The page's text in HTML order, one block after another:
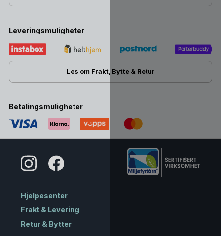
Leveringsmuligheter
Les om Frakt, Bytte & Retur
Betalingsmuligheter
Hjelpesenter
Frakt & Levering
Retur & Bytter